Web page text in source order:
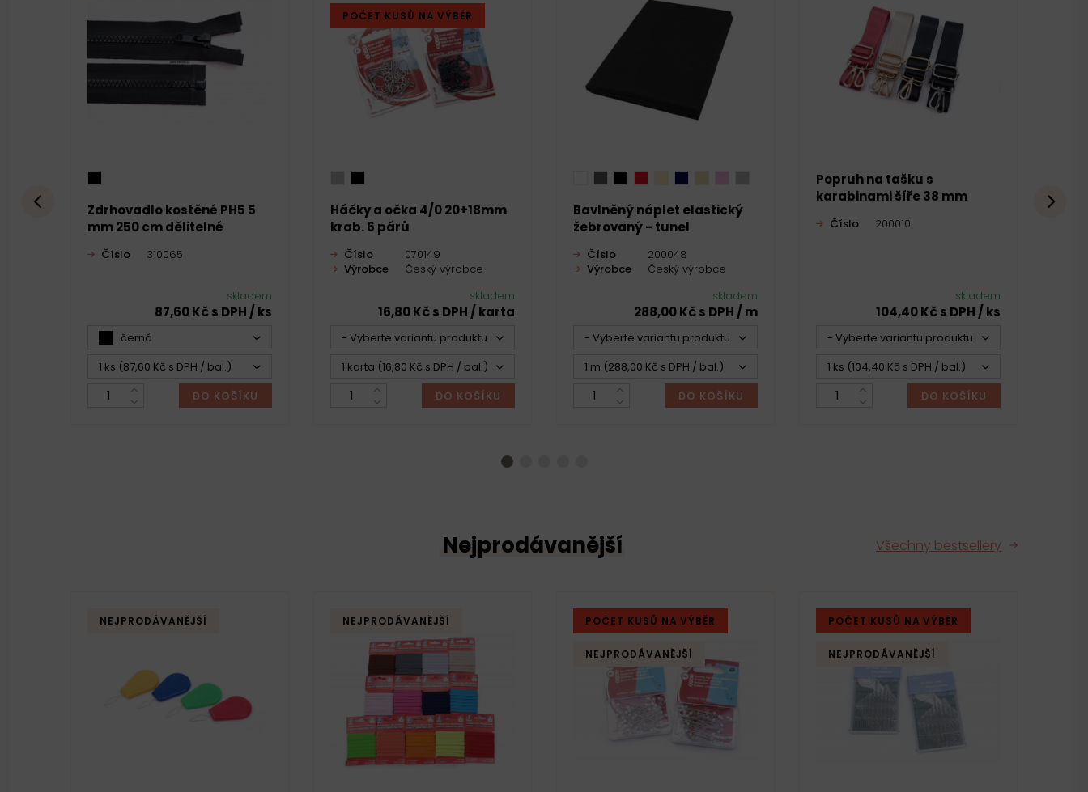
Zdrhovadlo kostěné PH5 5
mm 250 cm dělitelné
Číslo 310065
skladem
87,60 Kč s DPH / ks
černá
1 ks (87,60 Kč s DPH / bal.)
DO KOŠÍKU
POČET KUSŮ NA VÝBĚR
Háčky a očka 4/0 20+18mm
krab. 6 párů
Číslo
070149
Výrobce
Český výrobce
skladem
16,80 Kč s DPH / karta
- Vyberte variantu produktu -
1 karta (16,80 Kč s DPH / bal.)
DO KOŠÍKU
Bavlněný náplet elastický
žebrovaný - tunel
Číslo
200048
Výrobce
Český výrobce
skladem
288,00 Kč s DPH / m
- Vyberte variantu produktu -
1 m (288,00 Kč s DPH / bal.)
DO KOŠÍKU
Popruh na tašku s
karabinami šíře 38 mm
Číslo 200010
skladem
104,40 Kč s DPH / ks
- Vyberte variantu produktu -
1 ks (104,40 Kč s DPH / bal.)
DO KOŠÍKU
Nejprodávanější Všechny bestsellery
NEJPRODÁVANĚJŠÍ NEJPRODÁVANĚJŠÍ POČET KUSŮ NA VÝBĚR
NEJPRODÁVANĚJŠÍ
POČET KUSŮ NA VÝBĚR
NEJPRODÁVANĚJŠÍ